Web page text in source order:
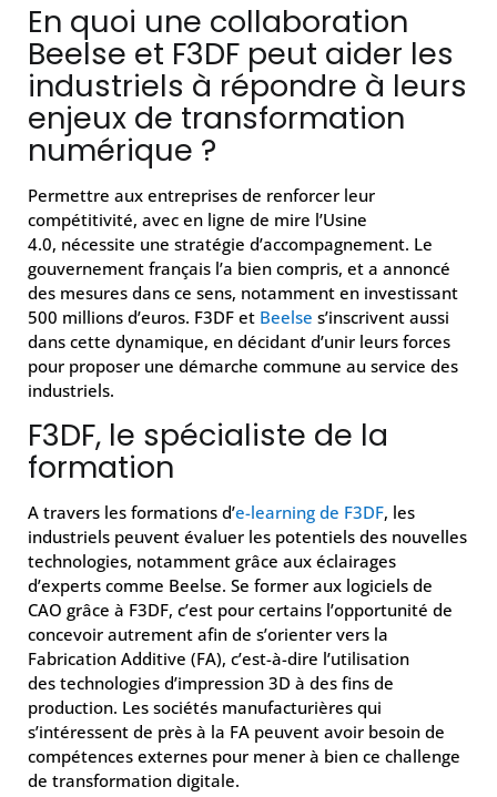
En quoi une collaboration
Beelse et F3DF peut aider les
industriels à répondre à leurs
enjeux de transformation
numérique ?
Permettre aux entreprises de renforcer leur
compétitivité, avec en ligne de mire l’Usine
4.0, nécessite une stratégie d’accompagnement. Le
gouvernement français l’a bien compris, et a annoncé
des mesures dans ce sens, notamment en investissant
500 millions d’euros. F3DF et Beelse s’inscrivent aussi
dans cette dynamique, en décidant d’unir leurs forces
pour proposer une démarche commune au service des
industriels.
F3DF, le spécialiste de la
formation
A travers les formations d’e-learning de F3DF, les
industriels peuvent évaluer les potentiels des nouvelles
technologies, notamment grâce aux éclairages
d’experts comme Beelse. Se former aux logiciels de
CAO grâce à F3DF, c’est pour certains l’opportunité de
concevoir autrement afin de s’orienter vers la
Fabrication Additive (FA), c’est-à-dire l’utilisation
des technologies d’impression 3D à des fins de
production. Les sociétés manufacturières qui
s’intéressent de près à la FA peuvent avoir besoin de
compétences externes pour mener à bien ce challenge
de transformation digitale.